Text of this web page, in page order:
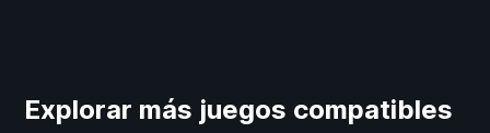
Explorar más juegos compatibles